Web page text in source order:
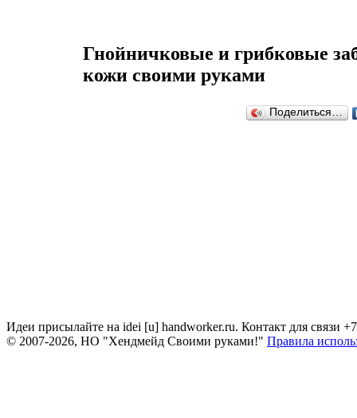
Гнойничковые и грибковые
кожи своими руками
Поделиться…
Идеи присылайте на idei [u] handworker.ru. Контакт для связи
© 2007-2026, НО "Хендмейд Своими руками!" Правила